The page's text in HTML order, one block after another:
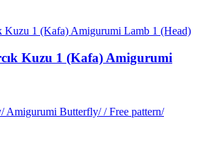
Kuzu 1 (Kafa) Amigurumi